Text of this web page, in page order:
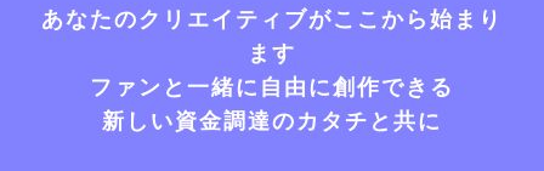
あなたのクリエイティブがここから始まり
ます
ファンと一緒に自由に創作できる
新しい資金調達のカタチと共に